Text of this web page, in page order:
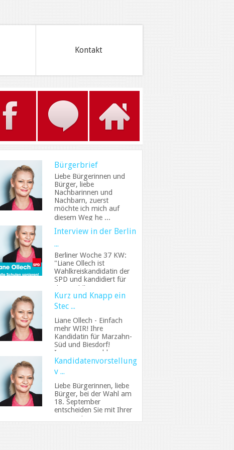
Kontakt
Bürgerbrief
Liebe Bürgerinnen und
Bürger, liebe
Nachbarinnen und
Nachbarn, zuerst
möchte ich mich auf
diesem Weg he ...
Interview in der Berlin
...
Berliner Woche 37 KW:
"Liane Ollech ist
Wahlkreiskandidatin der
SPD und kandidiert für
den Wahlkreis4, Mar ...
Kurz und Knapp ein
Stec ...
Liane Ollech - Einfach
mehr WIR! Ihre
Kandidatin für Marzahn-
Süd und Biesdorf!
Immer ansprechbar,
unermü ...
Kandidatenvorstellung
v ...
Liebe Bürgerinnen, liebe
Bürger, bei der Wahl am
18. September
entscheiden Sie mit Ihrer
Erst- und Zweits ...